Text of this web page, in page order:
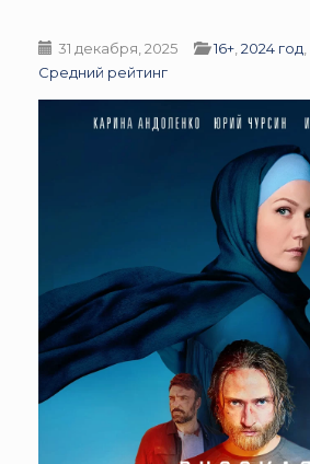
31 декабря, 2025 16+ 2024 год
Средний рейтинг